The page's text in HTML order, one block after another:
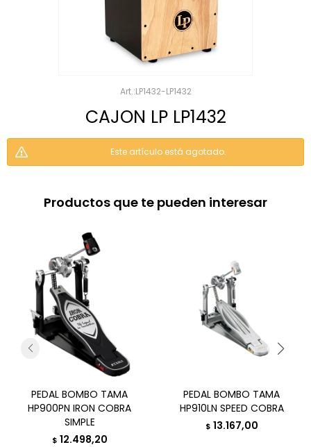
LP1432-LP1432
CAJON LP LP1432
Este artículo está agotado.
Productos que te pueden interesar
PEDAL BOMBO TAMA
HP900PN IRON COBRA
SIMPLE
$ 12.498,20
PEDAL BOMBO TAMA
HP910LN SPEED COBRA
$ 13.167,00